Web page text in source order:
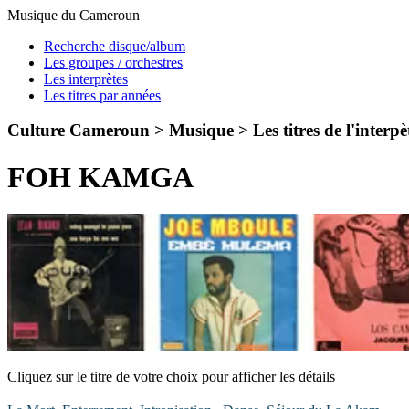
Musique du Cameroun
Recherche disque/album
Les groupes / orchestres
Les interprètes
Les titres par années
Culture Cameroun > Musique > Les titres de
FOH KAMGA
Cliquez sur le titre de votre choix pour afficher les détails